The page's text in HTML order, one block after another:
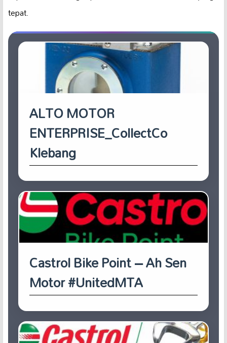
tepat.
ALTO MOTOR
ENTERPRISE_CollectCo
Klebang
Castrol Bike Point – Ah Sen
Motor #UnitedMTA